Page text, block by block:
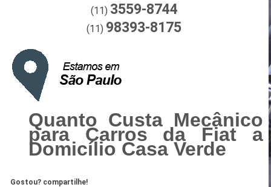
(11) 3559-8744
(11) 98393-8175
Quanto Custa Mecânico
para Carros da Fiat a
Domicílio Casa Verde
Gostou? compartilhe!